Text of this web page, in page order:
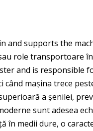
and supports the
role transportoare
and is responsible
mașina trece
a șenilei,
sunt adesea
în medii dure, o